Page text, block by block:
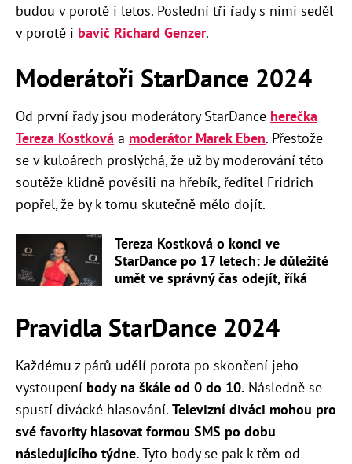
budou v porotě i letos. Poslední tři řady s nimi seděl
v porotě i bavič Richard Genzer.
Moderátoři StarDance 2024
Od první řady jsou moderátory StarDance herečka
Tereza Kostková a moderátor Marek Eben. Přestože
se v kuloárech proslýchá, že už by moderování této
soutěže klidně pověsili na hřebík, ředitel Fridrich
popřel, že by k tomu skutečně mělo dojít.
Tereza Kostková o konci ve
StarDance po 17 letech: Je důležité
umět ve správný čas odejít, říká
Pravidla StarDance 2024
Každému z párů udělí porota po skončení jeho
vystoupení body na škále od 0 do 10. Následně se
spustí divácké hlasování. Televizní diváci mohou pro
své favority hlasovat formou SMS po dobu
následujícího týdne.Tyto body se pak k těm od